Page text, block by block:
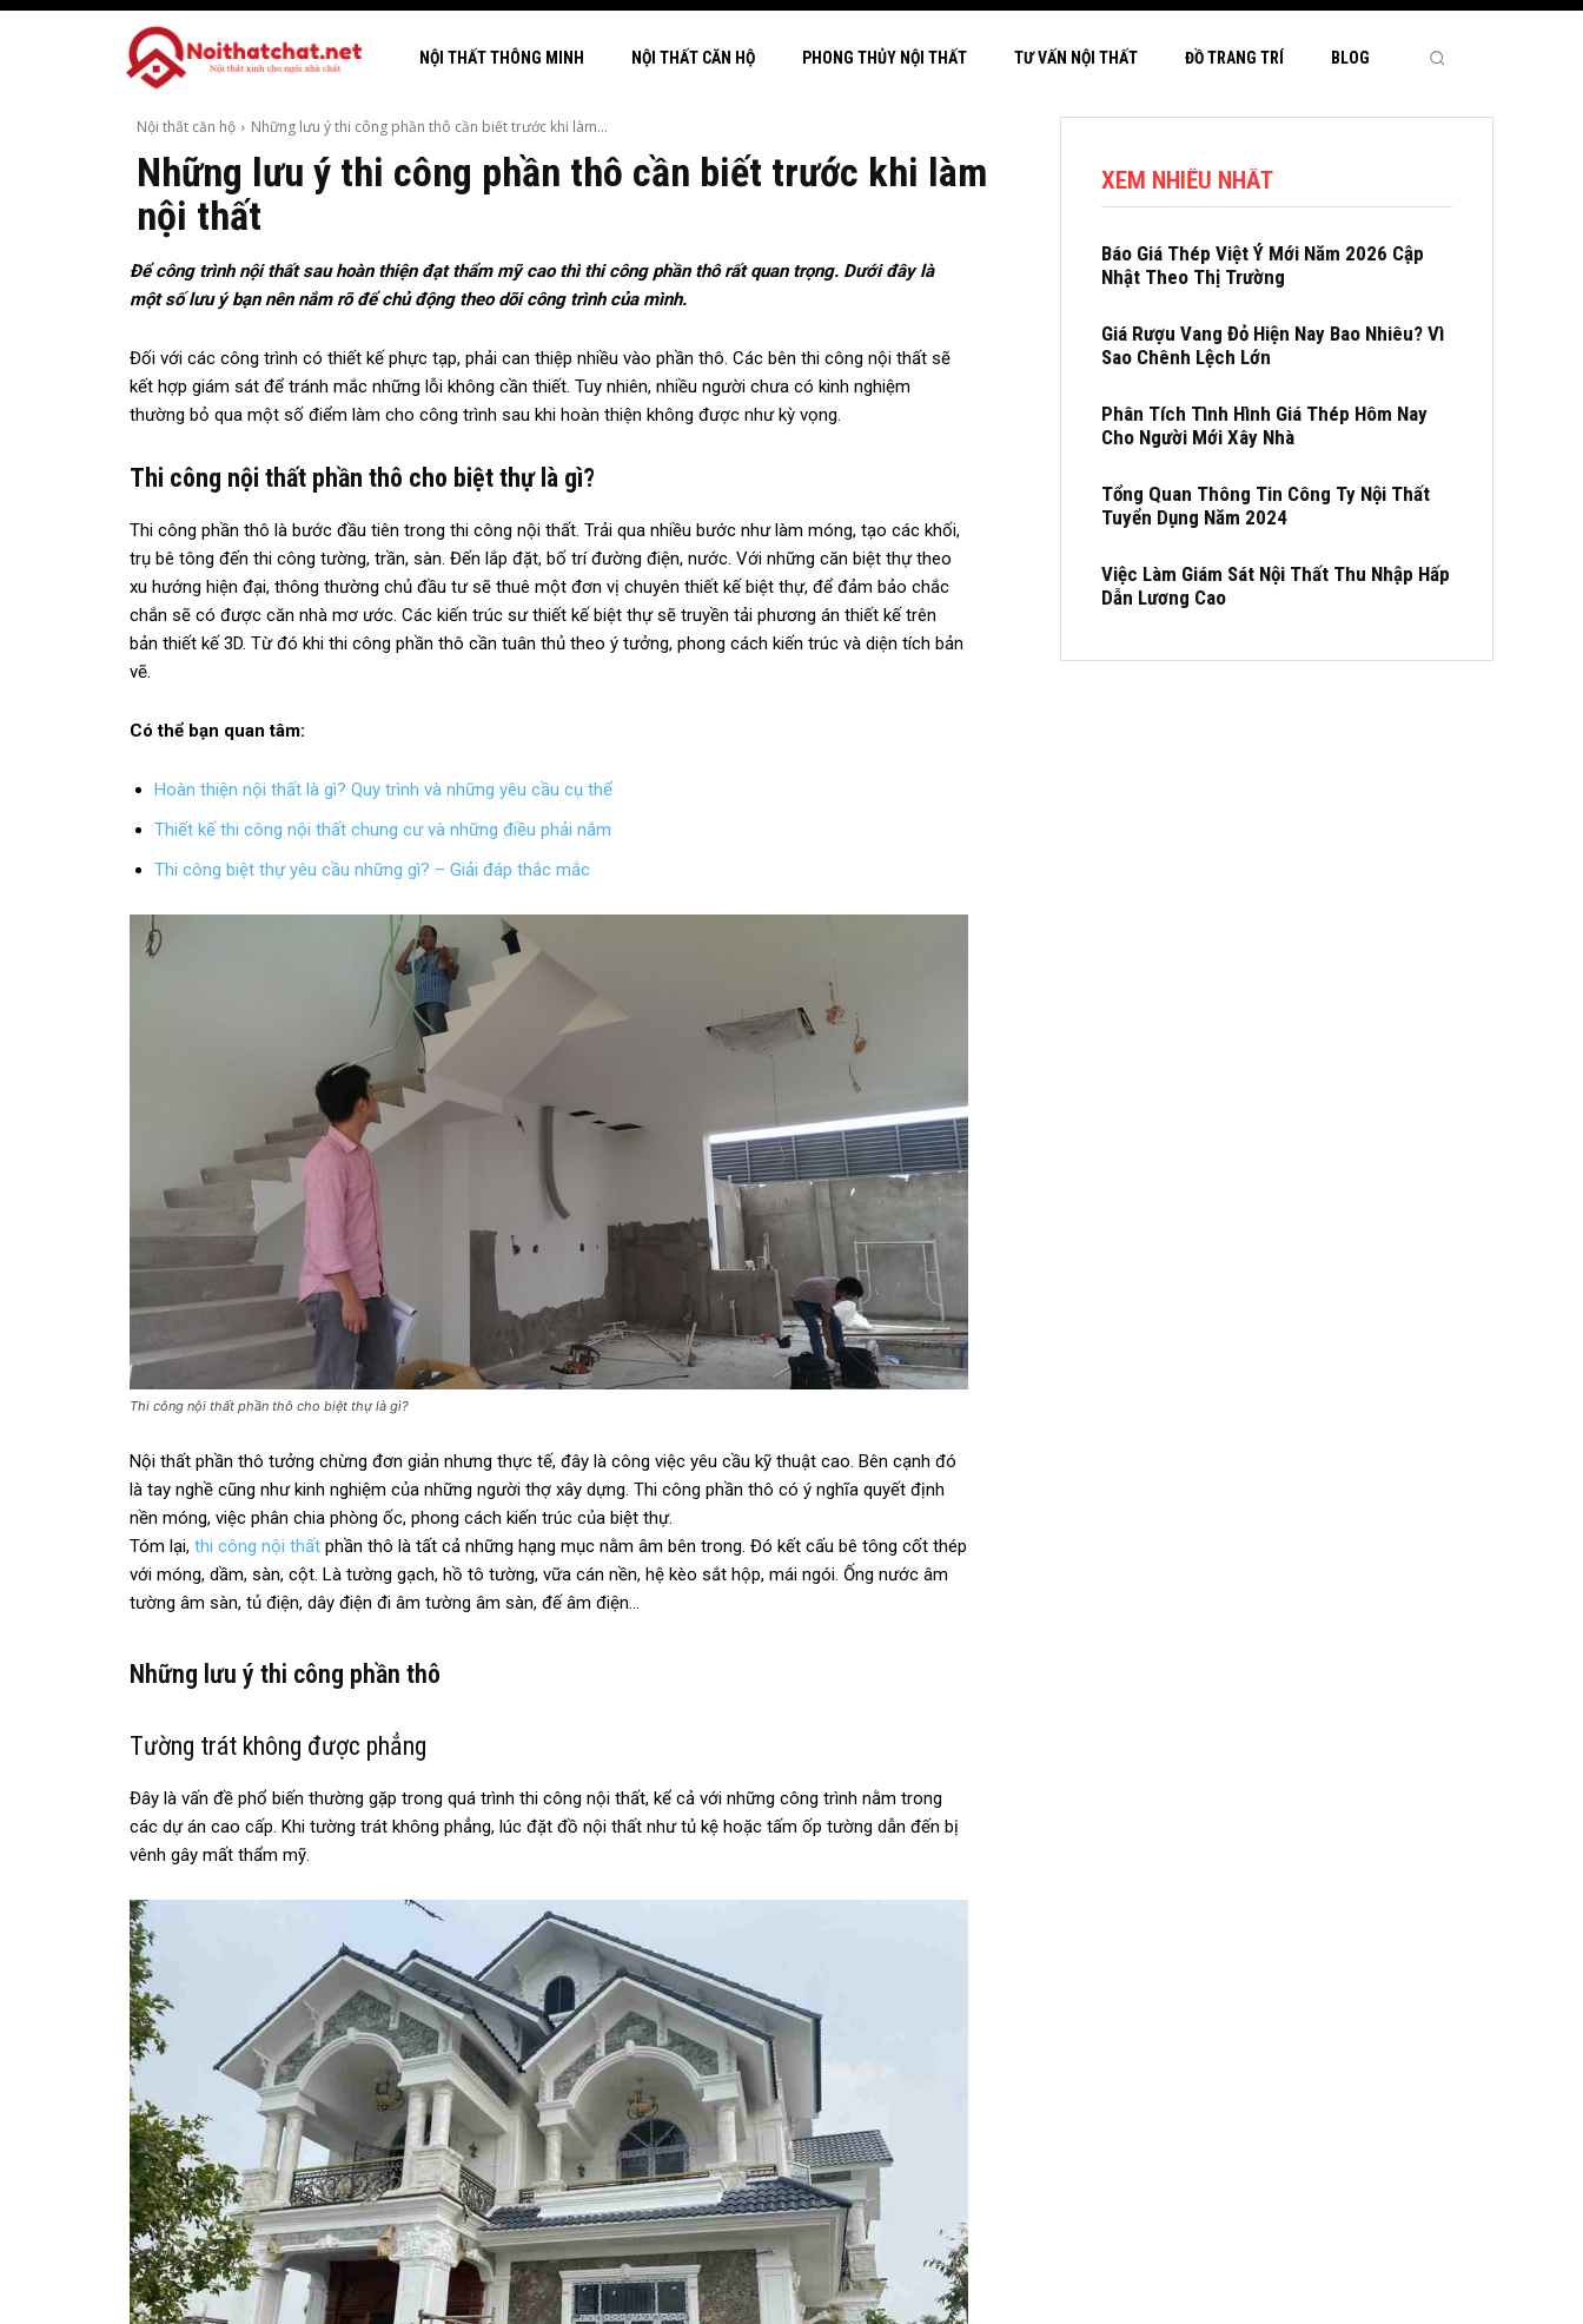
NỘI THẤT THÔNG MINH NỘI THẤT CĂN HỘ PHONG THỦY NỘI THẤT TƯ VẤN NỘI THẤT ĐỒ TRANG TRÍ BLOG
Nội thất căn hộ Những lưu ý thi công phần thô cần biết trước khi làm...
Những lưu ý thi công phần thô cần biết trước khi làm
nội thất
Để công trình nội thất sau hoàn thiện đạt thẩm mỹ cao thì thi công phần thô rất quan trọng. Dưới đây là
một số lưu ý bạn nên nắm rõ để chủ động theo dõi công trình của mình.
Đối với các công trình có thiết kế phực tạp, phải can thiệp nhiều vào phần thô. Các bên thi công nội thất sẽ
kết hợp giám sát để tránh mắc những lỗi không cần thiết. Tuy nhiên, nhiều người chưa có kinh nghiệm
thường bỏ qua một số điểm làm cho công trình sau khi hoàn thiện không được như kỳ vọng.
Thi công nội thất phần thô cho biệt thự là gì?
Thi công phần thô là bước đầu tiên trong thi công nội thất. Trải qua nhiều bước như làm móng, tạo các khối,
trụ bê tông đến thi công tường, trần, sàn. Đến lắp đặt, bố trí đường điện, nước. Với những căn biệt thự theo
xu hướng hiện đại, thông thường chủ đầu tư sẽ thuê một đơn vị chuyên thiết kế biệt thự, để đảm bảo chắc
chắn sẽ có được căn nhà mơ ước. Các kiến trúc sư thiết kế biệt thự sẽ truyền tải phương án thiết kế trên
bản thiết kế 3D. Từ đó khi thi công phần thô cần tuân thủ theo ý tưởng, phong cách kiến trúc và diện tích bản
vẽ.
Có thể bạn quan tâm:
Hoàn thiện nội thất là gì? Quy trình và những yêu cầu cụ thể
Thiết kế thi công nội thất chung cư và những điều phải nắm
Thi công biệt thự yêu cầu những gì? – Giải đáp thắc mắc
Thi công nội thất phần thô cho biệt thự là gì?
Nội thất phần thô tưởng chừng đơn giản nhưng thực tế, đây là công việc yêu cầu kỹ thuật cao. Bên cạnh đó
là tay nghề cũng như kinh nghiệm của những người thợ xây dựng. Thi công phần thô có ý nghĩa quyết định
nền móng, việc phân chia phòng ốc, phong cách kiến trúc của biệt thự.
Tóm lại, thi công nội thất phần thô là tất cả những hạng mục nằm âm bên trong. Đó kết cấu bê tông cốt thép
với móng, dầm, sàn, cột. Là tường gạch, hồ tô tường, vữa cán nền, hệ kèo sắt hộp, mái ngói. Ống nước âm
tường âm sàn, tủ điện, dây điện đi âm tường âm sàn, đế âm điện…
Những lưu ý thi công phần thô
Tường trát không được phẳng
Đây là vấn đề phổ biến thường gặp trong quá trình thi công nội thất, kể cả với những công trình nằm trong
các dự án cao cấp. Khi tường trát không phẳng, lúc đặt đồ nội thất như tủ kệ hoặc tấm ốp tường dẫn đến bị
vênh gây mất thẩm mỹ.
XEM NHIỀU NHẤT
Báo Giá Thép Việt Ý Mới Năm 2026 Cập
Nhật Theo Thị Trường
Giá Rượu Vang Đỏ Hiện Nay Bao Nhiêu? Vì
Sao Chênh Lệch Lớn
Phân Tích Tình Hình Giá Thép Hôm Nay
Cho Người Mới Xây Nhà
Tổng Quan Thông Tin Công Ty Nội Thất
Tuyển Dụng Năm 2024
Việc Làm Giám Sát Nội Thất Thu Nhập Hấp
Dẫn Lương Cao